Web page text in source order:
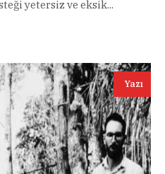
yetersiz ve eksik...
Yazı